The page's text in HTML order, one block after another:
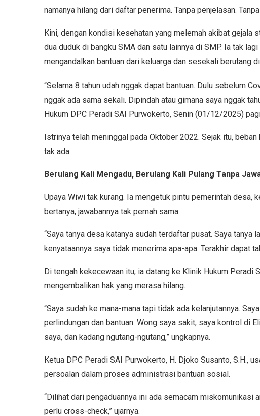
namanya hilang dari daftar penerima. Tanpa penjelasan.
Kini, dengan kondisi kesehatan yang melemah akibat gejala
dua duduk di bangku SMA dan satu lainnya di SMP. Ia tak
mengandalkan bantuan dari keluarga dan sesekali berutang
“Selama 8 tahun udah nggak dapat bantuan. Dulu sebelum
nggak ada sama sekali. Dipindah atau gimana saya nggak
Hukum DPC Peradi SAI Purwokerto, Senin (01/12/2025)
Istrinya telah meninggal pada Oktober 2022. Sejak itu,
tak ada.
Berulang Kali Mengadu, Berulang Kali Pulang Tanpa
Upaya Wiwi tak kurang. Ia mengetuk pintu pemerintah desa,
bertanya, jawabannya tak pernah sama.
“Saya tanya desa katanya sudah terdaftar pusat. Saya tanya
kenyataannya saya tidak menerima apa-apa. Terakhir dapat
Di tengah kekecewaan itu, ia datang ke Klinik Hukum Peradi
mengembalikan hak yang merasa hilang.
“Saya sudah ke mana-mana tapi tidak ada kelanjutannya.
perlindungan dan bantuan. Wong saya sakit, saya kontrol di
saya, dan kadang ngutang-ngutang,” ungkapnya.
Ketua DPC Peradi SAI Purwokerto, H. Djoko Susanto, S.H.,
persoalan dalam proses administrasi bantuan sosial.
“Dilihat dari pengaduannya ini ada semacam miskomunikasi
perlu cross-check,” ujarnya.